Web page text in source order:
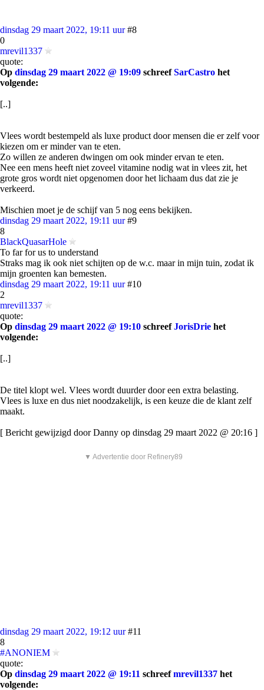
dinsdag 29 maart 2022, 19:11 uur #8
0
mrevil1337
quote:
Op dinsdag 29 maart 2022 @ 19:09 schreefSarCastro het
volgende:
[..]
Vlees wordt bestempeld als luxe product door mensen die er zelf voor
kiezen om er minder van te eten.
Zo willen ze anderen dwingen om ook minder ervan te eten.
Nee een mens heeft niet zoveel vitamine nodig wat in vlees zit, het
grote gros wordt niet opgenomen door het lichaam dus dat zie je
verkeerd.
Mischien moet je de schijf van 5 nog eens bekijken.
dinsdag 29 maart 2022, 19:11 uur #9
8
BlackQuasarHole
To far for us to understand
Straks mag ik ook niet schijten op de w.c. maar in mijn tuin, zodat ik
mijn groenten kan bemesten.
dinsdag 29 maart 2022, 19:11 uur #10
2
mrevil1337
quote:
Op dinsdag 29 maart 2022 @ 19:10 schreefJorisDrie het
volgende:
[..]
De titel klopt wel. Vlees wordt duurder door een extra belasting.
Vlees is luxe en dus niet noodzakelijk, is een keuze die de klant zelf
maakt.
[ Bericht gewijzigd door Danny op dinsdag 29 maart 2022 @ 20:16 ]
▼ Advertentie door Refinery89
dinsdag 29 maart 2022, 19:12 uur #11
8
#ANONIEM
quote:
Op dinsdag 29 maart 2022 @ 19:11 schreefmrevil1337 het
volgende: